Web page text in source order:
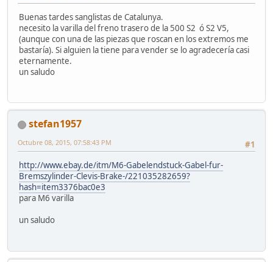
Buenas tardes sanglistas de Catalunya.
necesito la varilla del freno trasero de la 500 S2 ó S2 V5,
(aunque con una de las piezas que roscan en los extremos me
bastaría). Si alguien la tiene para vender se lo agradecería casi
eternamente.
un saludo
stefan1957
#1
Octubre 08, 2015, 07:58:43 PM
http://www.ebay.de/itm/M6-Gabelendstuck-Gabel-fur-
Bremszylinder-Clevis-Brake-/221035282659?
hash=item3376bac0e3
para M6 varilla
un saludo